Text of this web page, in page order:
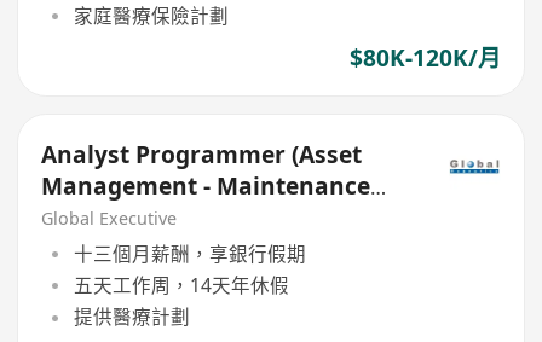
家庭醫療保險計劃
$80K-120K/月
Analyst Programmer (Asset
Management - Maintenance
Operations
Global Executive
十三個月薪酬，享銀行假期
五天工作周，14天年休假
提供醫療計劃